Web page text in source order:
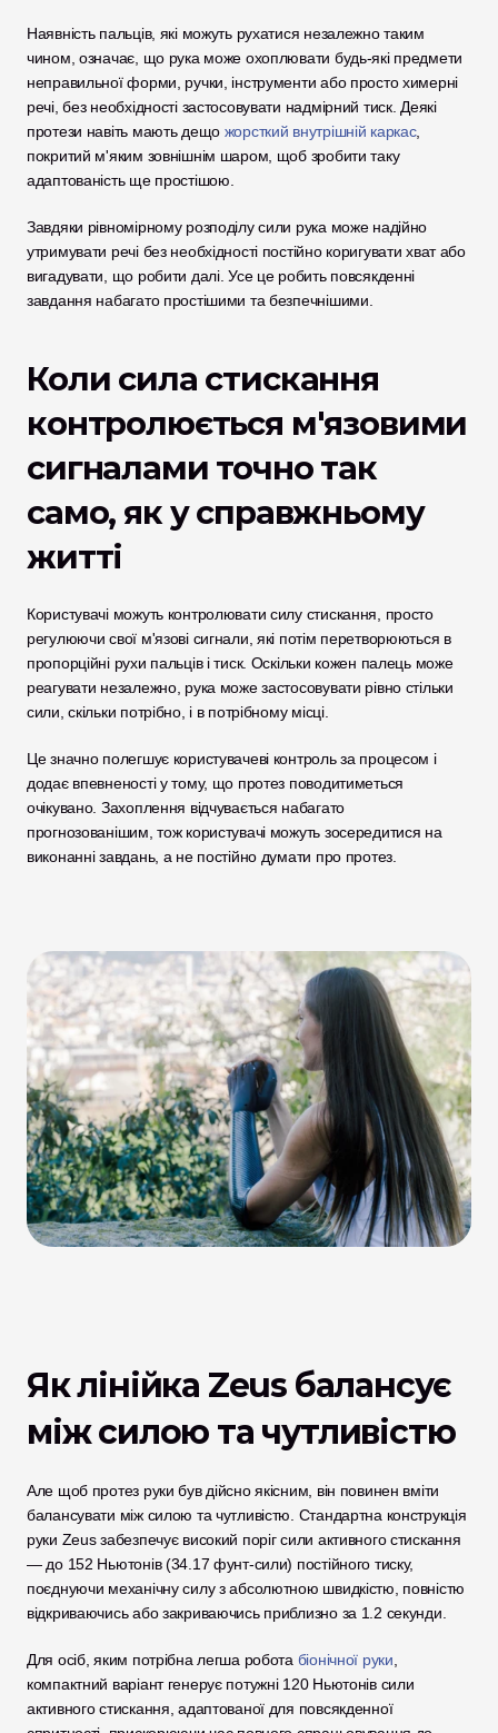
Наявність пальців, які можуть рухатися незалежно таким
чином, означає, що рука може охоплювати будь-які предмети
неправильної форми, ручки, інструменти або просто химерні
речі, без необхідності застосовувати надмірний тиск. Деякі
протези навіть мають дещо жорсткий внутрішній каркас,
покритий м'яким зовнішнім шаром, щоб зробити таку
адаптованість ще простішою.
Завдяки рівномірному розподілу сили рука може надійно
утримувати речі без необхідності постійно коригувати хват або
вигадувати, що робити далі. Усе це робить повсякденні
завдання набагато простішими та безпечнішими.
Коли сила стискання
контролюється м'язовими
сигналами точно так
само, як у справжньому
житті
Користувачі можуть контролювати силу стискання, просто
регулюючи свої м'язові сигнали, які потім перетворюються в
пропорційні рухи пальців і тиск. Оскільки кожен палець може
реагувати незалежно, рука може застосовувати рівно стільки
сили, скільки потрібно, і в потрібному місці.
Це значно полегшує користувачеві контроль за процесом і
додає впевненості у тому, що протез поводитиметься
очікувано. Захоплення відчувається набагато
прогнозованішим, тож користувачі можуть зосередитися на
виконанні завдань, а не постійно думати про протез.
Як лінійка Zeus балансує
між силою та чутливістю
Але щоб протез руки був дійсно якісним, він повинен вміти
балансувати між силою та чутливістю. Стандартна конструкція
руки Zeus забезпечує високий поріг сили активного стискання
— до 152 Ньютонів (34.17 фунт-сили) постійного тиску,
поєднуючи механічну силу з абсолютною швидкістю, повністю
відкриваючись або закриваючись приблизно за 1.2 секунди.
Для осіб, яким потрібна легша робота біонічної руки,
компактний варіант генерує потужні 120 Ньютонів сили
активного стискання, адаптованої для повсякденної